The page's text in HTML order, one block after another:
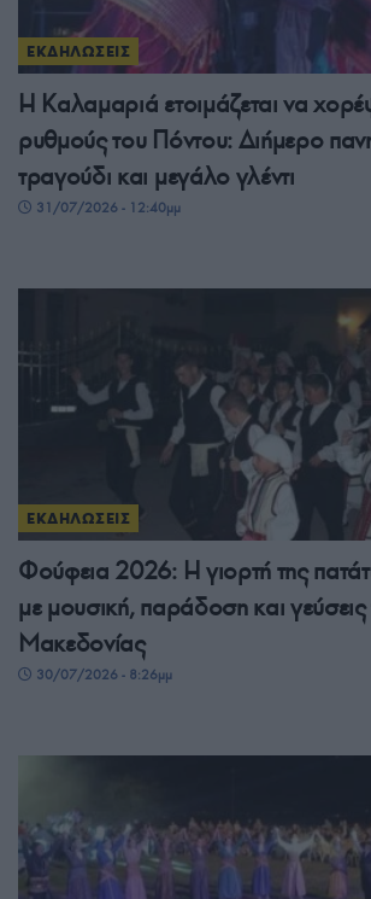
ΕΚΔΗΛΩΣΕΙΣ
Η Καλαμαριά ετοιμάζεται να
ρυθμούς του Πόντου: Διήμερο
τραγούδι και μεγάλο γλέντι
31/07/2026 - 12:40μμ
ΕΚΔΗΛΩΣΕΙΣ
Φούφεια 2026: Η γιορτή της
με μουσική, παράδοση και γεύσεις
Μακεδονίας
30/07/2026 - 8:26μμ